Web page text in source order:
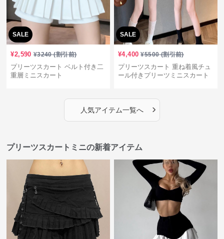
SALE
¥2,590 ¥3240(割引前)
プリーツスカート ベルト付き二
重層ミニスカート
SALE
¥4,400 ¥5500(割引前)
プリーツスカート 重ね着風チュ
ール付きプリーツミニスカート
人気アイテム一覧へ ›
プリーツスカートミニの新着アイテム